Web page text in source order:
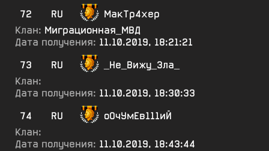
72
RU
МакТр4хер
Клан: Миграционная_МВД
Дата получения: 11.10.2019, 18:21:21
73
RU
_Не_Вижу_Зла_
Клан:
Дата получения: 11.10.2019, 18:30:33
74
RU
оОчУмЕв111иЙ
Клан:
Дата получения: 11.10.2019, 18:43:44